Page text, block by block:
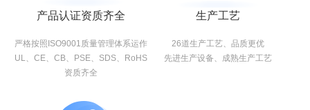
产品认证资质齐全
严格按照ISO9001质量管理体系运作
UL、CE、CB、PSE、SDS、RoHS
资质齐全
生产工艺
26道生产工艺、品质更优
先进生产设备、成熟生产工艺